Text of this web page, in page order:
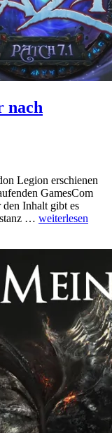
nach
Legion erschienen
GamesCom
den Inhalt gibt es
… WoW
Rückkehr
nach
Karazhan
weiterlesen